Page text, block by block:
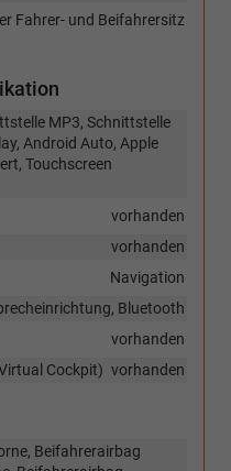
Fahrer- und Beifahrersitz
MP3, Schnittstelle
Android Auto, Apple
Touchscreen
vorhanden
vorhanden
Navigation
Bluetooth
vorhanden
vorhanden
Cockpit)
Beifahrerairbag